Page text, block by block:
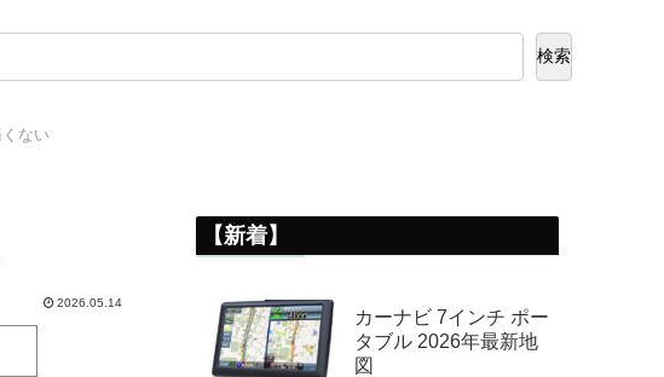
検索
ない
2026.05.14
【新着】
カーナビ 7インチ ポー
タブル 2026年最新地
図